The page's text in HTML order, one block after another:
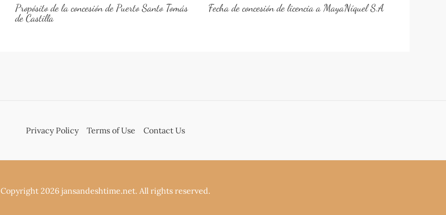
Propósito de la concesión de Puerto Santo Tomás
de Castilla
Fecha de concesión de licencia a MayaNíquel S.A
Privacy Policy Terms of Use Contact Us
Copyright 2026 jansandeshtime.net. All rights reserved.